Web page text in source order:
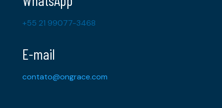
+55 21 99077-3468
E-mail
contato@ongrace.com